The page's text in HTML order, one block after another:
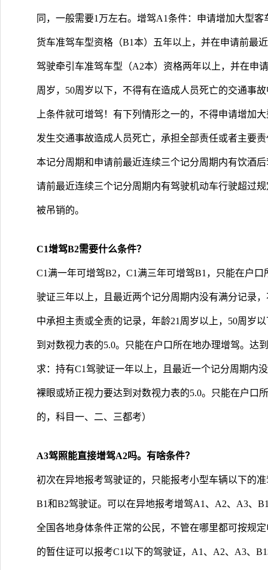
同，一般需要1万左右。增驾A1条件：申请增加大型
货车准驾车型资格（B1本）五年以上，并在申请前最
驾驶牵引车准驾车型（A2本）资格两年以上，并在申
周岁，50周岁以下，不得有在造成人员死亡的交通事
上条件就可增驾！有下列情形之一的，不得申请增加
发生交通事故造成人员死亡，承担全部责任或者主要
本记分周期和申请前最近连续三个记分周期内有饮酒
请前最近连续三个记分周期内有驾驶机动车行驶超过
被吊销的。
C1增驾B2需要什么条件？
C1满一年可增驾B2，C1满三年可增驾B1，只能在户
驶证三年以上，且最近两个记分周期内没有满分记录
中承担主责或全责的记录，年龄21周岁以上，50周岁
到对数视力表的5.0。只能在户口所在地办理增驾。达
求：持有C1驾驶证一年以上，且最近一个记分周期内
裸眼或矫正视力要达到对数视力表的5.0。只能在户口
的，科目一、二、三都考）
A3驾照能直接增驾A2吗。有啥条件？
初次在异地报考驾驶证的，只能报考小型车辆以下的
B1和B2驾驶证。可以在异地报考增驾A1、A2、A3、
全国各地身体条件正常的公民，不管在哪里都可按规
的暂住证可以报考C1以下的驾驶证，A1、A2、A3、